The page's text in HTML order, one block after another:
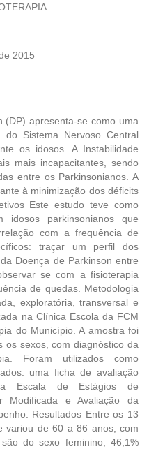
2015
(DP) apresenta-se como uma
do Sistema Nervoso Central
os idosos. A Instabilidade
mais incapacitantes, sendo
entre os Parkinsonianos. A
à minimização dos déficits
Este estudo teve como
parkinsonianos que
com a frequência de
traçar um perfil dos
Doença de Parkinson entre
se com a fisioterapia
de quedas. Metodologia
exploratória, transversal e
na Clínica Escola da FCM
do Município. A amostra foi
os sexos, com diagnóstico da
Foram utilizados como
uma ficha de avaliação
a Escala de Estágios de
Modificada e Avaliação da
Resultados Entre os 13
variou de 60 a 86 anos, com
do sexo feminino; 46,1%